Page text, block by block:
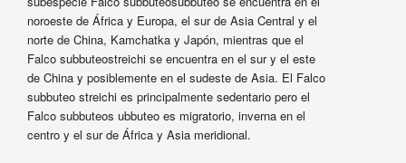
noroeste de África y Europa, el sur de Asia Central y el
norte de China, Kamchatka y Japón, mientras que el
Falco subbuteostreichi se encuentra en el sur y el este
de China y posiblemente en el sudeste de Asia. El Falco
subbuteo streichi es principalmente sedentario pero el
Falco subbuteos ubbuteo es migratorio, inverna en el
centro y el sur de África y Asia meridional.